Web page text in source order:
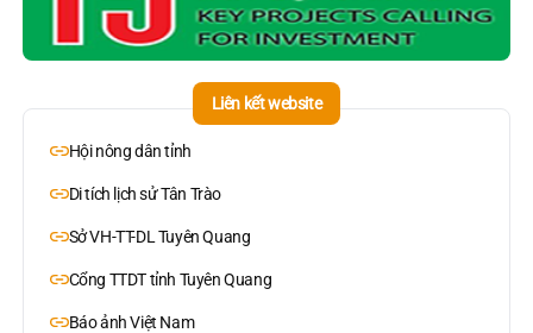
Liên kết website
Hội nông dân tỉnh
Di tích lịch sử Tân Trào
Sở VH-TT-DL Tuyên Quang
Cổng TTDT tỉnh Tuyên Quang
Báo ảnh Việt Nam